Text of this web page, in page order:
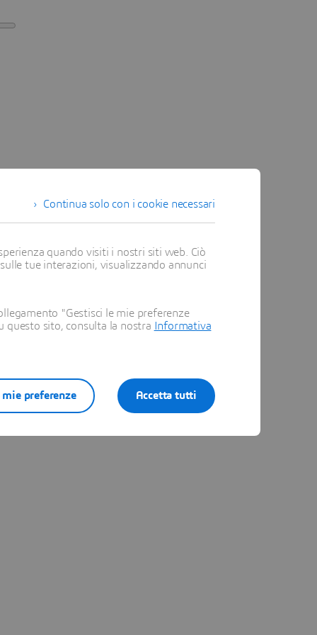
Continua solo con i cookie necessari
quando visiti i nostri siti web. Ciò
tue interazioni, visualizzando annunci
"Gestisci le mie preferenze
questo sito, consulta la nostra Informativa
Accetta tutti
mie preferenze